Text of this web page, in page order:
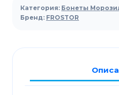
бонета
комбинированная
UF
1900
серый
Категория: Бонеты
Бренд: FROSTOR